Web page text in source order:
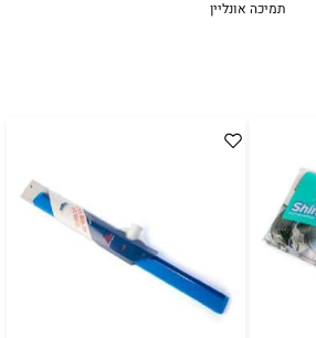
תמיכה אונליין